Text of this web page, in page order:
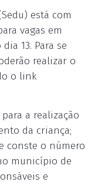
está com
vagas em
13. Para se
realizar o
o link
a realização
da criança;
conste o número
município de
e